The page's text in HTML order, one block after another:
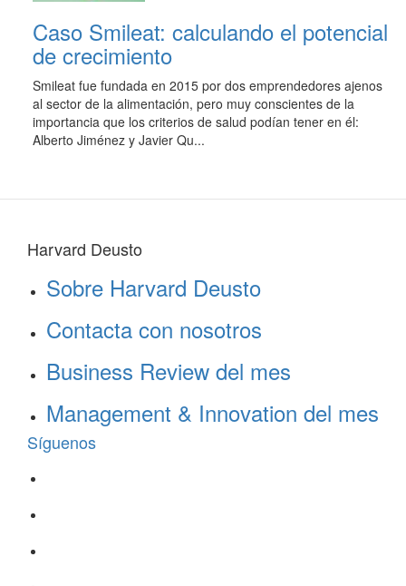
Caso Smileat: calculando el potencial
de crecimiento
Smileat fue fundada en 2015 por dos emprendedores ajenos
al sector de la alimentación, pero muy conscientes de la
importancia que los criterios de salud podían tener en él:
Alberto Jiménez y Javier Qu...
Harvard Deusto
Sobre Harvard Deusto
Contacta con nosotros
Business Review del mes
Management & Innovation del mes
Síguenos